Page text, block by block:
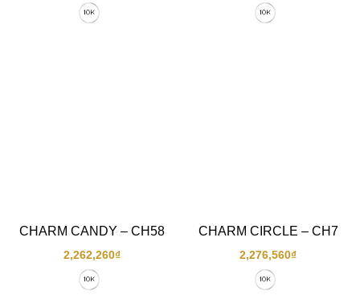
CHARM CANDY – CH58
2,262,260₫
CHARM CIRCLE – CH7
2,276,560₫